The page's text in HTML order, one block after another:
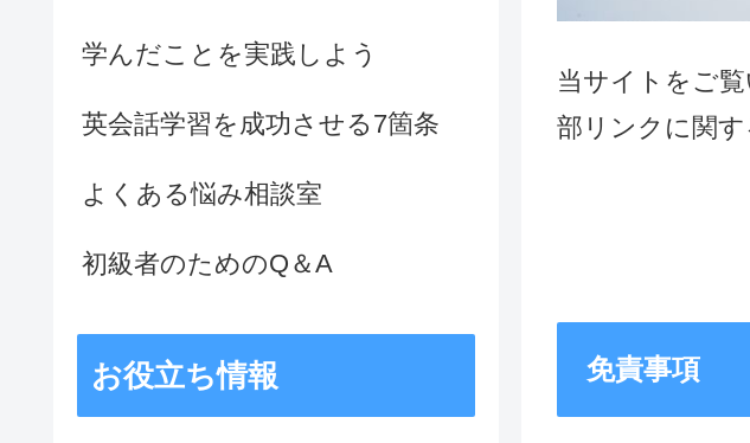
当サイトをご
部リンクに関
免責事項
学んだことを実践しよう
英会話学習を成功させる7箇条
よくある悩み相談室
初級者のためのQ＆A
お役立ち情報